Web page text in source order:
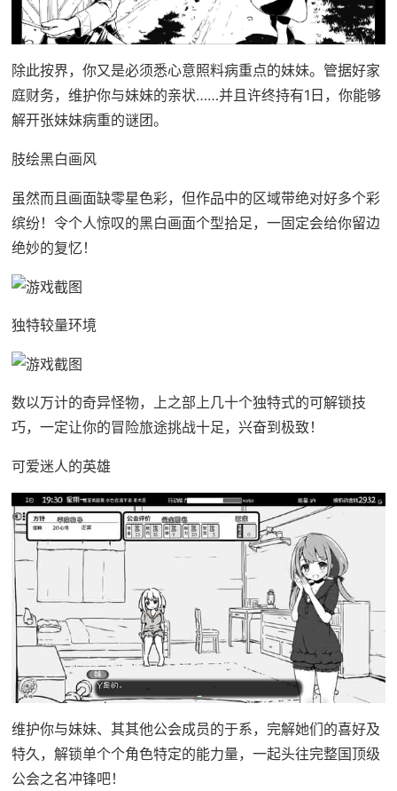
除此按界，你又是必须悉心意照料病重点的妹妹。管据好家
庭财务，维护你与妹妹的亲状……并且许终持有1日，你能够
解开张妹妹病重的谜团。
肢绘黑白画风
虽然而且画面缺零星色彩，但作品中的区域带绝对好多个彩
缤纷！令个人惊叹的黑白画面个型拾足，一固定会给你留边
绝妙的复忆！
独特较量环境
数以万计的奇异怪物，上之部上几十个独特式的可解锁技
巧，一定让你的冒险旅途挑战十足，兴奋到极致！
可爱迷人的英雄
维护你与妹妹、其其他公会成员的于系，完解她们的喜好及
特久，解锁单个个角色特定的能力量，一起头往完整国顶级
公会之名冲锋吧！